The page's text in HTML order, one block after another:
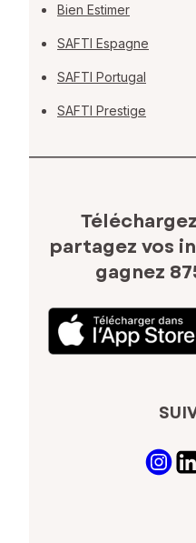
Bien Estimer
SAFTI Espagne
SAFTI Portugal
SAFTI Prestige
partagez vos
gagnez